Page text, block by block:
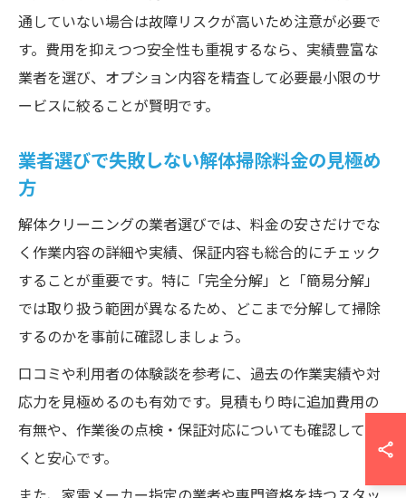
通していない場合は故障リスクが高いため注意が必要で
す。費用を抑えつつ安全性も重視するなら、実績豊富な
業者を選び、オプション内容を精査して必要最小限のサ
ービスに絞ることが賢明です。
業者選びで失敗しない解体掃除料金の見極め
方
解体クリーニングの業者選びでは、料金の安さだけでな
く作業内容の詳細や実績、保証内容も総合的にチェック
することが重要です。特に「完全分解」と「簡易分解」
では取り扱う範囲が異なるため、どこまで分解して掃除
するのかを事前に確認しましょう。
口コミや利用者の体験談を参考に、過去の作業実績や対
応力を見極めるのも有効です。見積もり時に追加費用の
有無や、作業後の点検・保証対応についても確認してお
くと安心です。